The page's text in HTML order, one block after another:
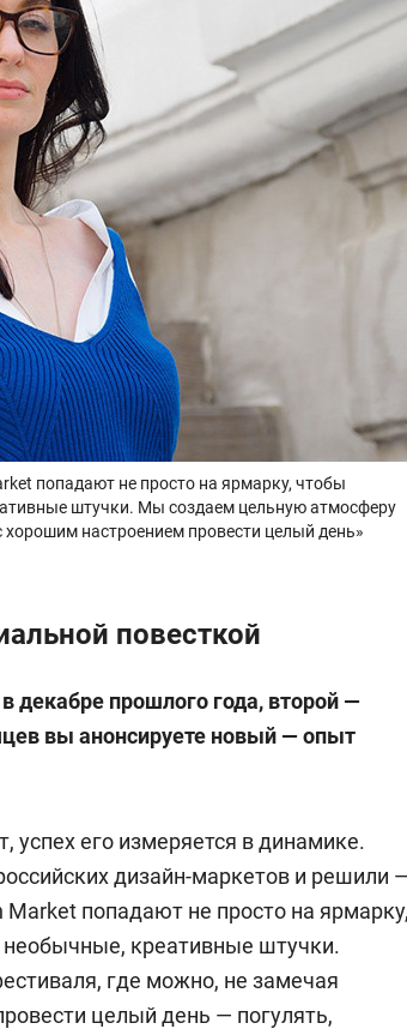
попадают не просто на ярмарку, чтобы
штучки. Мы создаем цельную атмосферу
настроением провести целый день»
повесткой
прошлого года, второй —
вы анонсируете новый — опыт
его измеряется в динамике.
дизайн-маркетов и решили
попадают не просто на ярмарку,
креативные штучки.
где можно, не замечая
целый день — погулять,